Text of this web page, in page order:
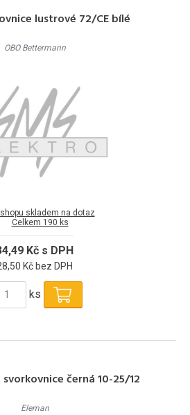
lustrové 72/CE bílé
OBO Bettermann
skladem na dotaz
Celkem 190 ks
Kč s DPH
Kč bez DPH
ks
svorkovnice černá 10-25/12
Eleman